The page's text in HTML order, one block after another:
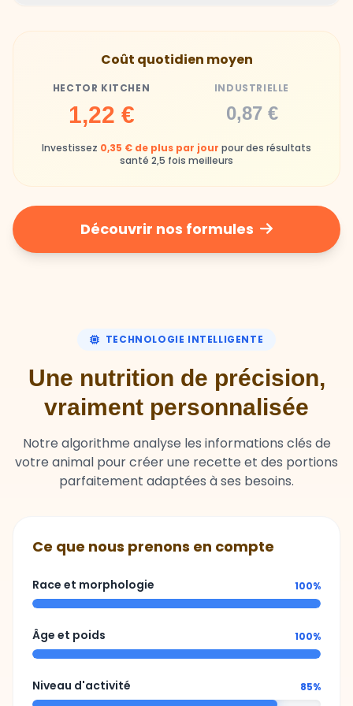
Industrielle
chimiques
Industrielle
Repas souvent boudés ou mangés sans plaisir
Coût quotidien moyen
HECTOR KITCHEN
1,22 €
INDUSTRIELLE
0,87 €
Investissez 0,35 € de plus par jour pour des résultats
santé 2,5 fois meilleurs
Découvrir nos formules
TECHNOLOGIE INTELLIGENTE
Une nutrition de précision,
vraiment personnalisée
Notre algorithme analyse les informations clés de
votre animal pour créer une recette et des portions
parfaitement adaptées à ses besoins.
Ce que nous prenons en compte
Race et morphologie 100%
Âge et poids 100%
Niveau d'activité 85%